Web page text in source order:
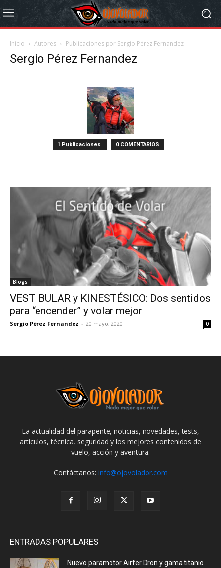
Inicio Autores Publicaciones por Sergio Pérez Fernandez
Sergio Pérez Fernandez
1 Publicaciones 0 COMENTARIOS
Blogs
VESTIBULAR y KINESTÉSICO: Dos sentidos
para “encender” y volar mejor
Sergio Pérez Fernandez - 20 mayo, 2020 0
La actualidad del parapente, noticias, novedades, tests,
artículos, técnica, seguridad y los mejores contenidos de
vuelo, acción y aventura.
Contáctanos: info@ojovolador.com
ENTRADAS POPULARES
Nuevo paramotor Airfer Dron y gama titanio